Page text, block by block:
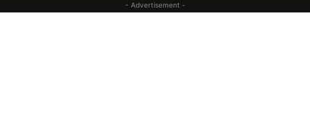
- Advertisement -